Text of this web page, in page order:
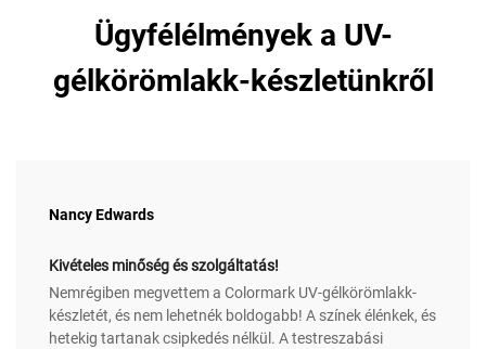
Ügyfélélmények a UV-
gélkörömlakk-készletünkről
Nancy Edwards
Kivételes minőség és szolgáltatás!
Nemrégiben megvettem a Colormark UV-gélkörömlakk-
készletét, és nem lehetnék boldogabb! A színek élénkek, és
hetekig tartanak csipkedés nélkül. A testreszabási